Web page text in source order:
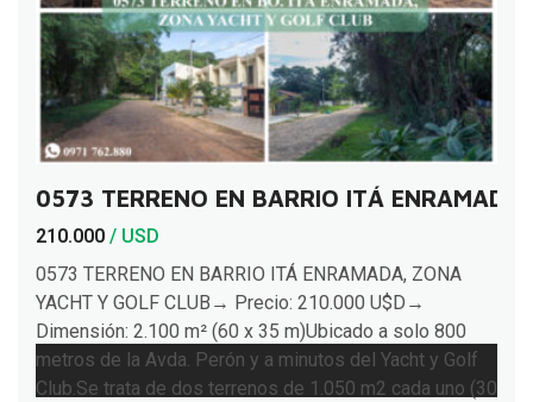
0573 TERRENO EN BARRIO ITÁ
210.000 / USD
0573 TERRENO EN BARRIO ITÁ ENRAMADA, ZONA
YACHT Y GOLF CLUB→ Precio: 210.000 U$D→
Dimensión: 2.100 m² (60 x 35 m)Ubicado a solo 800
metros de la Avda. Perón y a minutos del Yacht y Golf
Club.Se trata de dos terrenos de 1.050 m2 cada uno (30